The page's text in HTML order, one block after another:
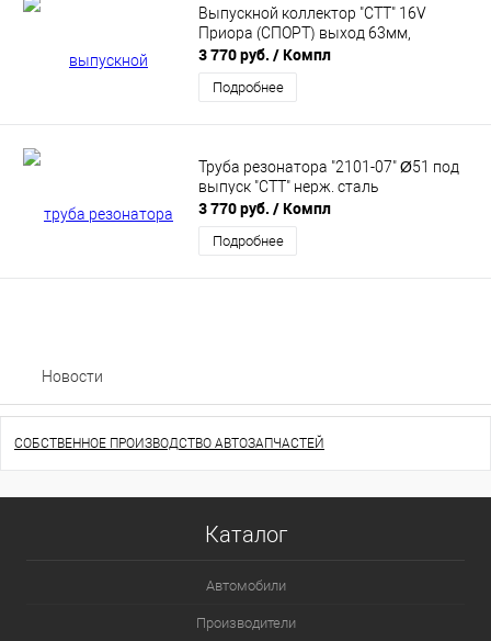
Выпускной коллектор "СТТ" 16V
Приора (СПОРТ) выход 63мм,
3 770 руб. / Компл
Подробнее
Труба резонатора "2101-07" Ø51 под
выпуск "СТТ" нерж. сталь
3 770 руб. / Компл
Подробнее
Новости
СОБСТВЕННОЕ ПРОИЗВОДСТВО АВТОЗАПЧАСТЕЙ
Каталог
Автомобили
Производители